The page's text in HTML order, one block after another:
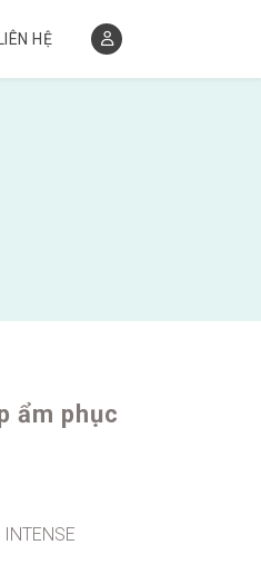
LIÊN HỆ
ẩm phục